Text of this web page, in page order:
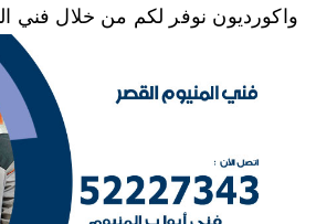
واكورديون نوفر لكم من خلال فني